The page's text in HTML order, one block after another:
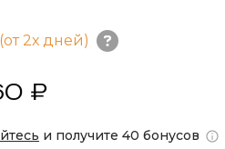
2х дней)
₽
и получите 40 бонусов